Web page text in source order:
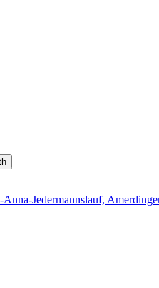
Jedermannslauf,